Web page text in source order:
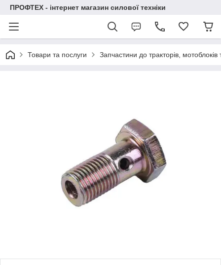
ПРОФТЕХ - інтернет магазин силової техніки
Товари та послуги Запчастини до тракторів,